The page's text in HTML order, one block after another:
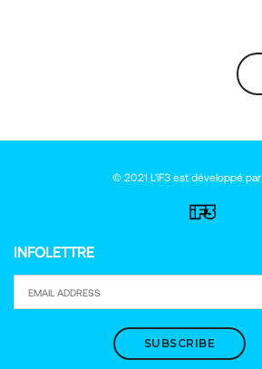
© 2021 L'iF3 est développé par
INFOLETTRE